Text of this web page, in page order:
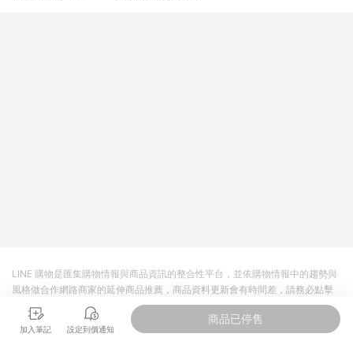
加入筆記 設定到價通知
商品已停售
LINE 購物是匯集購物情報與商品資訊的整合性平台，並依購物情報中的趨勢與
風格做合作網路商家的延伸商品推薦，商品資料更新會有時間差，請務必點擊
商品至各合作網路商家，確認現售價與購物條件，一切資訊以合作廠商網頁為
準。